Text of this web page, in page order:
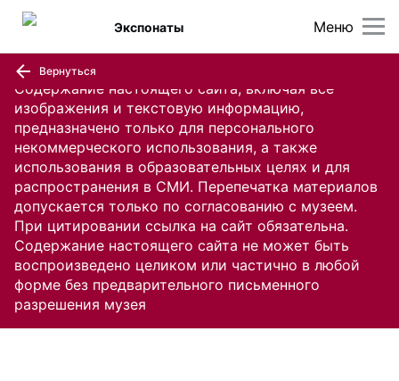
Содержание настоящего сайта, включая все
изображения и текстовую информацию,
предназначено только для персонального
некоммерческого использования, а также
использования в образовательных целях и для
распространения в СМИ. Перепечатка материалов
допускается только по согласованию с музеем.
При цитировании ссылка на сайт обязательна.
Содержание настоящего сайта не может быть
воспроизведено целиком или частично в любой
форме без предварительного письменного
разрешения музея
Меню
Экспонаты
Вернуться